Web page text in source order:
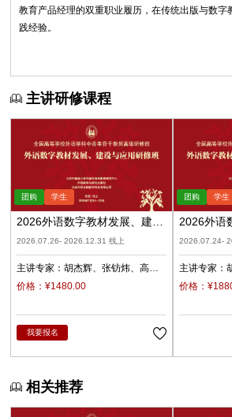
教育产品经理的双重职业履历，在传统出版与数字
践经验。
主讲研修课程
2026外语数字教材发展、建设
与应用（录播）
2026.07.26- 2026.12.31 线上
主讲专家：胡杰辉 张钫炜
高
原
陈静 陈琛
任立娟
价格：¥1480.00
我要报名
2026外语
与应用（
2026.07.24-
主讲专家：
原
陈静
任立娟
价格：
相关推荐